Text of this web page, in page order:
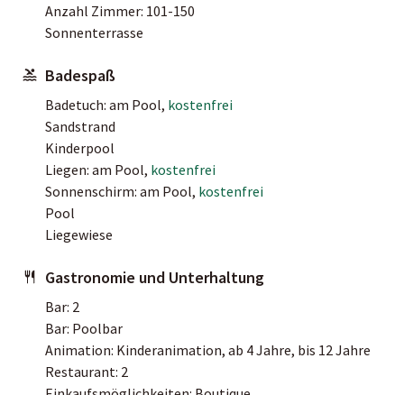
Anzahl Zimmer: 101-150
Sonnenterrasse
Badespaß
Badetuch: am Pool, kostenfrei
Sandstrand
Kinderpool
Liegen: am Pool, kostenfrei
Sonnenschirm: am Pool, kostenfrei
Pool
Liegewiese
Gastronomie und Unterhaltung
Bar: 2
Bar: Poolbar
Animation: Kinderanimation, ab 4 Jahre, bis 12 Jahre
Restaurant: 2